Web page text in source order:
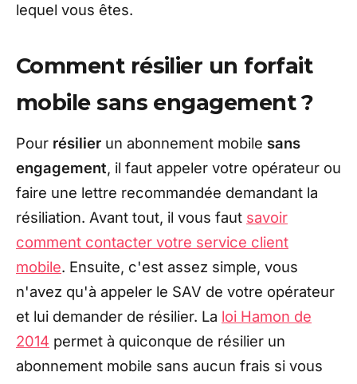
lequel vous êtes.
Comment résilier un forfait
mobile sans engagement ?
Pour résilier un abonnement mobile sans
engagement, il faut appeler votre opérateur ou
faire une lettre recommandée demandant la
résiliation. Avant tout, il vous faut savoir
comment contacter votre service client
mobile. Ensuite, c'est assez simple, vous
n'avez qu'à appeler le SAV de votre opérateur
et lui demander de résilier. La loi Hamon de
2014 permet à quiconque de résilier un
abonnement mobile sans aucun frais si vous